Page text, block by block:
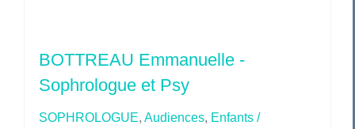
BOTTREAU Emmanuelle -
Sophrologue et Psy
SOPHROLOGUE, Audiences, Enfants /